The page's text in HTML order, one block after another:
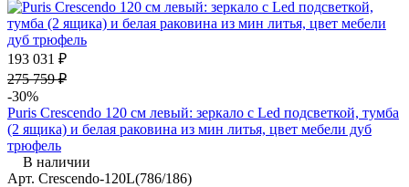
193 031 ₽
275 759 ₽
-30%
Puris Crescendo 120 см левый: зеркало с Led подсветкой, тумба
(2 ящика) и белая раковина из мин литья, цвет мебели дуб
трюфель
В наличии
Арт. Crescendo-120L(786/186)